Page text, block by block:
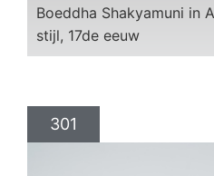
Boeddha Shakyamuni in
stijl, 17de eeuw
301